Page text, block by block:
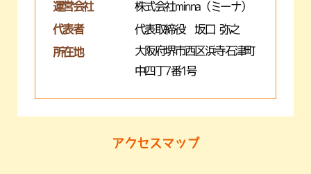
運営会社 株式会社minna（ミーナ）
代表者 代表取締役 坂口 弥之
所在地
大阪府堺市西区浜寺石津町
中四丁7番1号
アクセスマップ